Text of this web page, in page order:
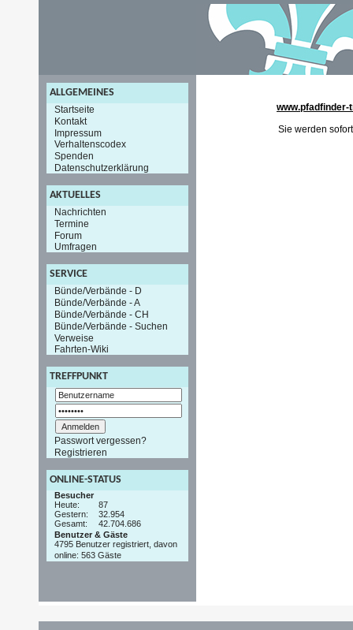
ALLGEMEINES
Startseite
Kontakt
Impressum
Verhaltenscodex
Spenden
Datenschutzerklärung
AKTUELLES
Nachrichten
Termine
Forum
Umfragen
SERVICE
Bünde/Verbände - D
Bünde/Verbände - A
Bünde/Verbände - CH
Bünde/Verbände - Suchen
Verweise
Fahrten-Wiki
TREFFPUNKT
Passwort vergessen?
Registrieren
ONLINE-STATUS
Besucher
Heute:
87
Gestern:
32.954
Gesamt:
42.704.686
Benutzer & Gäste
4795 Benutzer registriert, davon
online: 563 Gäste
www.pfadfinder-
Sie werden